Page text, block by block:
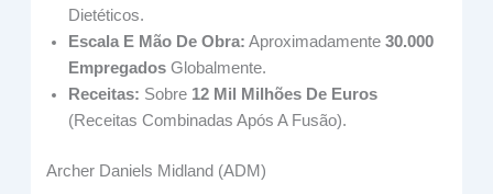
Dietéticos.
Escala E Mão De Obra: Aproximadamente30.000
Empregados Globalmente.
Receitas: Sobre 12 Mil Milhões De Euros
(receitas Combinadas Após A Fusão).
Archer Daniels Midland (ADM)